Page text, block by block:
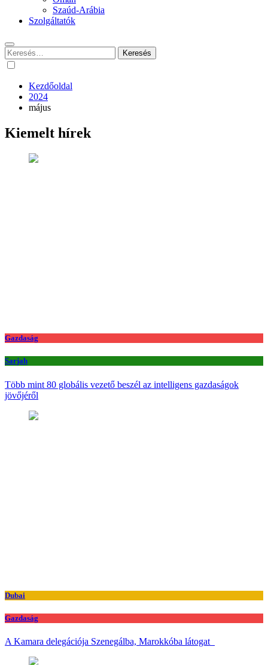
Szaúd-Arábia
Szolgáltatók
Keresés:
Kezdőoldal
2024
május
Kiemelt hírek
Gazdaság
Sarjah
Több mint 80 globális vezető beszél az intelligens gazdaságok
jövőjéről
Dubai
Gazdaság
A Kamara delegációja Szenegálba, Marokkóba látogat